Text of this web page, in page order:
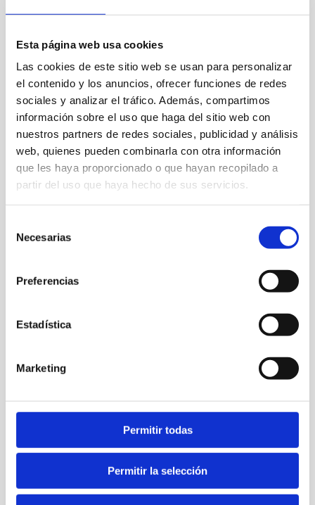
Esta página web usa cookies
Las cookies de este sitio web se usan para personalizar
el contenido y los anuncios, ofrecer funciones de redes
sociales y analizar el tráfico. Además, compartimos
información sobre el uso que haga del sitio web con
nuestros partners de redes sociales, publicidad y análisis
web, quienes pueden combinarla con otra información
que les haya proporcionado o que hayan recopilado a
partir del uso que haya hecho de sus servicios.
Necesarias
Preferencias
Estadística
Marketing
Permitir todas
Permitir la selección
Que comer
Aprende
sofía
restaurante casa
jaime
PEÑÍSCOLA